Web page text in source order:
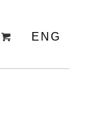
 ENG